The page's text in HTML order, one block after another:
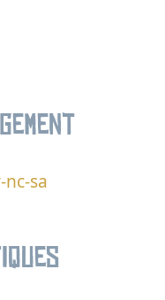
nc-sa